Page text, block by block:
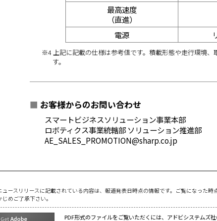
最高速度
（直進）
電源
※4 上記に記載の仕様は参考値です。積載形態や走行環境
す。
■ お客様からのお問い合わせ
スマートビジネスソリューション事業本部
ロボティクス事業統轄部 ソリューション推進部
AE_SALES_PROMOTION@sharp.co.jp
ュースリリースに記載されている内容は、報道発表日時点の情報です。ご覧になった
じめご了承下さい。
PDF形式のファイルをご覧いただくには、アドビシステムズ